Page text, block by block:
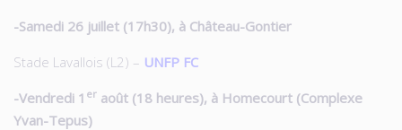
-Samedi 26 juillet (17h30), à Château-Gontier
Stade Lavallois (L2) – UNFP FC
-Vendredi 1 er août (18 heures), à Homecourt (Complexe
Yvan-Tepus)